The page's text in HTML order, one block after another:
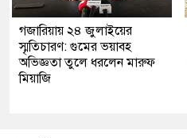
গজারিয়ায় ২৪ জুলাইয়ের
স্মৃতিচারণ: গুমের ভয়াবহ
অভিজ্ঞতা তুলে ধরলেন মারুফ
মিয়াজি